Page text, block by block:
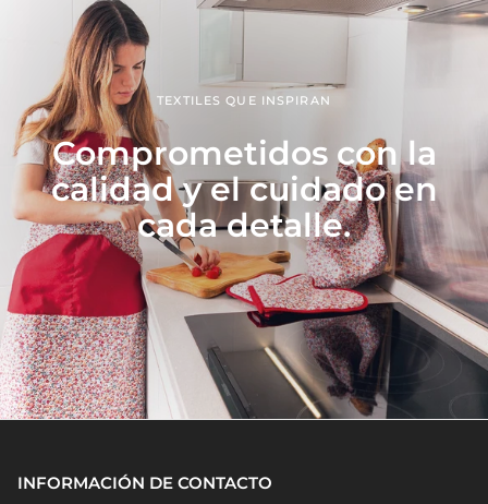
TEXTILES QUE INSPIRAN
Comprometidos con la
calidad y el cuidado en
cada detalle.
INFORMACIÓN DE CONTACTO